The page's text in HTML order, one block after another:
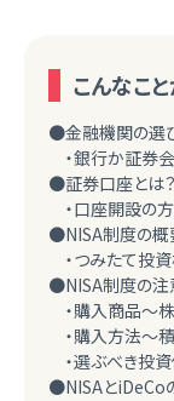
こんなこ
●金融機関の選
・銀行か証券
●証券口座とは？
・口座開設の
●NISA制度の概
・つみたて投
●NISA制度の注
・購入商品～
・購入方法～
・選ぶべき投
●NISAとiDeCo